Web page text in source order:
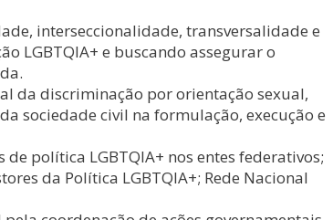
interseccionalidade, transversalidade e
LGBTQIA+ e buscando assegurar o
da discriminação por orientação sexual,
sociedade civil na formulação, execução e
política LGBTQIA+ nos entes federativos;
da Política LGBTQIA+; Rede Nacional